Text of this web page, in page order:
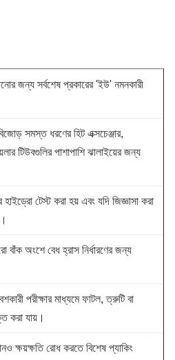
জন্য সর্বশেষ প্রকারের 'ইউ' নমনকারী
সমস্ত ধরণের হিট এক্সচেঞ্জার,
টিউবগুলির পাশাপাশি ঝালাইয়ের জন্য
হাইড্রো টেস্ট করা হয় এবং যদি জিজ্ঞাসা করা
অংশে বেধ হ্রাস নির্ধারণের জন্য
পরীক্ষার মাধ্যমে ফাটল, ত্রুটি বা
করা যায়।
ক্ষয়ক্ষতি রোধ করতে বিশেষ প্যাকিং